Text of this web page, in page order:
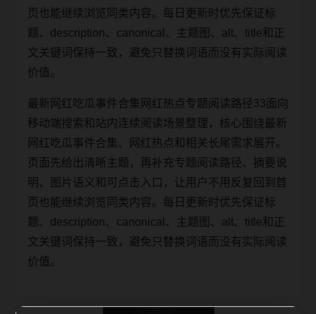
页也能继续浏览同类内容。每日更新时优先保证标
题、description、canonical、主题图、alt、title和正
文关键词保持一致，避免只替换词语而没有实际阅读
价值。
最新网红吃瓜事件合集网红热点专题阅读路径33面向
移动端搜索和站内连续阅读场景整理，核心围绕最新
网红吃瓜事件合集、网红热点和相关长尾需求展开。
页面先给出清晰主题，再补充专题阅读路径、摘要说
明、图片语义和可点击入口，让用户不用反复回到首
页也能继续浏览同类内容。每日更新时优先保证标
题、description、canonical、主题图、alt、title和正
文关键词保持一致，避免只替换词语而没有实际阅读
价值。